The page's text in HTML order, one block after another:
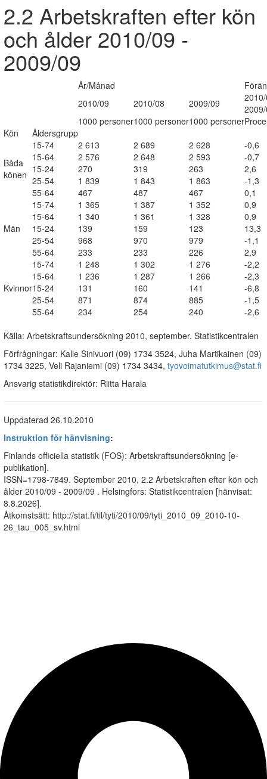
2.2 Arbetskraften efter kön
och ålder 2010/09 -
2009/09
År/Månad
2010/09
2010/08 2009/09
1000 personer1000 personer1000 personer
Kön
Åldersgrupp
Båda
könen
15-74 2 613 2 689 2 628
-0,6
15-64
2 576 2 648 2 593
-0,7
15-24
270 319 263
2,6
25-54
1 839 1 843 1 863
-1,3
55-64
467 487 467 0,1
Män
15-74 1 365 1 387 1 352
0,9
15-64
1 340 1 361 1 328
0,9
15-24
139 159 123
13,3
25-54
968 970 979
-1,1
55-64
233 233 226 2,9
Kvinnor
15-74 1 248 1 302 1 276
-2,2
15-64
1 236 1 287 1 266
-2,3
15-24
131 160 141
-6,8
25-54
871 874 885
-1,5
55-64
234 254 240
-2,6
Källa: Arbetskraftsundersökning 2010, september. Statistikcentralen
Förfrågningar: Kalle Sinivuori (09) 1734 3524, Juha Martikainen (09)
1734 3225, Veli Rajaniemi (09) 1734 3434, tyovoimatutkimus@stat.fi
Ansvarig statistikdirektör: Riitta Harala
Uppdaterad 26.10.2010
Instruktion för hänvisning:
Finlands officiella statistik (FOS): Arbetskraftsundersökning [e-
publikation].
ISSN=1798-7849. September 2010, 2.2 Arbetskraften efter kön och
ålder 2010/09 - 2009/09 . Helsingfors: Statistikcentralen [hänvisat:
8.8.2026].
Åtkomstsätt: http://stat.fi/til/tyti/2010/09/tyti_2010_09_2010-10-
26_tau_005_sv.html